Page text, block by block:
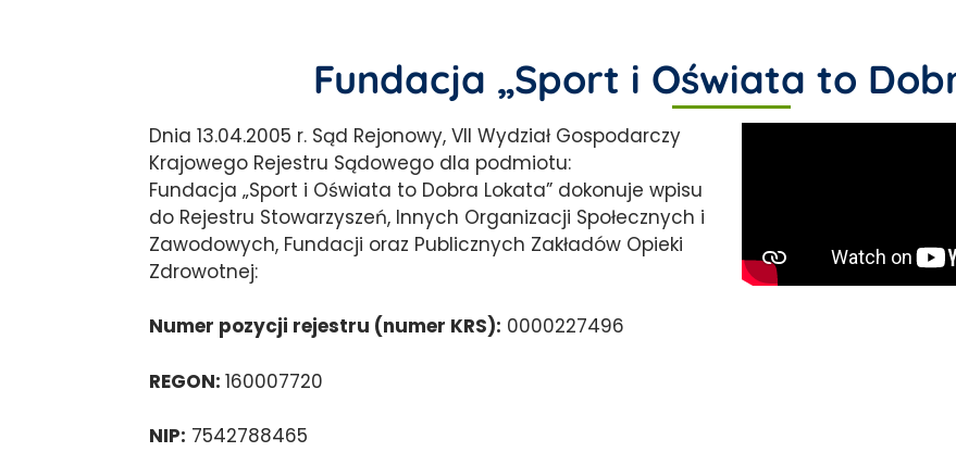
Fundacja „Sport i Oświata to
Dnia 13.04.2005 r. Sąd Rejonowy, VII Wydział Gospodarczy
Krajowego Rejestru Sądowego dla podmiotu:
Fundacja „Sport i Oświata to Dobra Lokata” dokonuje wpisu
do Rejestru Stowarzyszeń, Innych Organizacji Społecznych i
Zawodowych, Fundacji oraz Publicznych Zakładów Opieki
Zdrowotnej:
Numer pozycji rejestru (numer KRS): 0000227496
REGON: 160007720
NIP: 7542788465